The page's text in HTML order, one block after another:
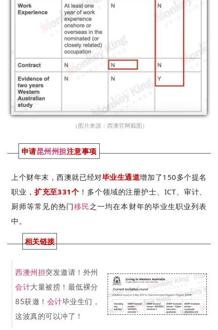
（图片来源：西澳官网截图 ）
申请昆州州担注意事项
上个财年末，西澳就已经对毕业生通道增加了150多个提名
职业， 扩充至331个 ！多个领域的注册护士、ICT、审计、
厨师等常见的热门移民之一均在本财年的毕业生职业列表
中。
相关链接
西澳州担突发邀请！外州
会计大量被捞！最低裸分
85获邀！ 会计毕业生们，
这波真的可以冲了！